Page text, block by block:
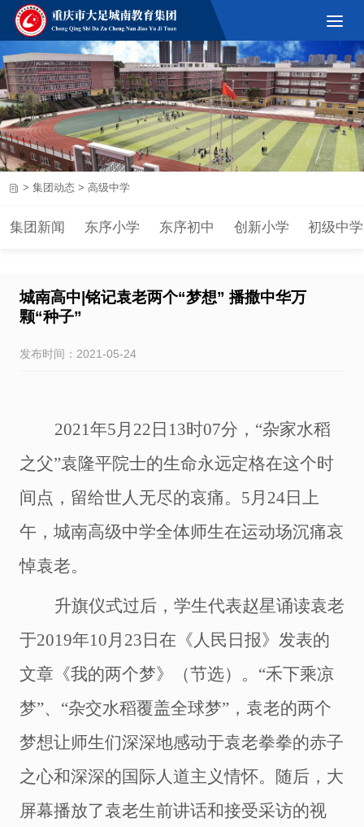
集团新闻 东序小学 东序初中 创新小学 初级中学
> 集团动态> 高级中学
城南高中|铭记袁老两个“梦想” 播撒中华万
颗“种子”
发布时间：2021-05-24
2021年5月22日13时07分，“杂家水稻
之父”袁隆平院士的生命永远定格在这个时
间点，留给世人无尽的哀痛。5月24日上
午，城南高级中学全体师生在运动场沉痛哀
悼袁老。
升旗仪式过后，学生代表赵星诵读袁老
于2019年10月23日在《人民日报》发表的
文章《我的两个梦》（节选）。“禾下乘凉
梦”、“杂交水稻覆盖全球梦”，袁老的两个
梦想让师生们深深地感动于袁老拳拳的赤子
之心和深深的国际人道主义情怀。随后，大
屏幕播放了袁老生前讲话和接受采访的视